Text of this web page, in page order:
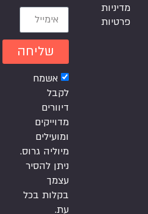
מדיניות
פרטיות
אשמח
לקבל
דיוורים
מדוייקים
ומועילים
מיוליה גרוס.
ניתן להסיר
עצמך
בקלות בכל
עת.
שליחה